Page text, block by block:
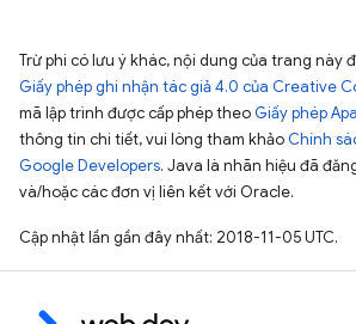
Trừ phi có lưu ý khác, nội dung của trang này
Giấy phép ghi nhận tác giả 4.0 của Creative
mã lập trình được cấp phép theo Giấy phép
thông tin chi tiết, vui lòng tham khảo Chính
Google Developers. Java là nhãn hiệu đã
và/hoặc các đơn vị liên kết với Oracle.
Cập nhật lần gần đây nhất: 2018-11-05 UTC.